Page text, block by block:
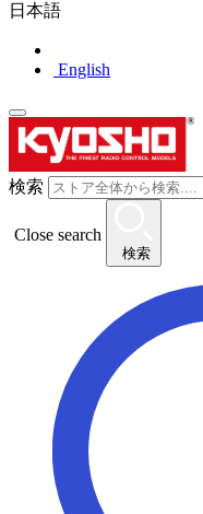
日本語
English
検索
Close search
検索